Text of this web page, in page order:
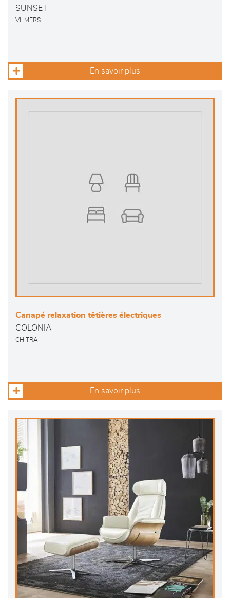
SUNSET
VILMERS
En savoir plus
Canapé relaxation têtières électriques
COLONIA
CHITRA
En savoir plus